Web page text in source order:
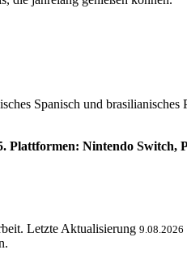
Spanisch und
Plattformen: Nintendo
Letzte Aktualisierung 9.08.2026